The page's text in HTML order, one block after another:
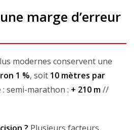
une marge d’erreur
modernes conservent une
1 %, soit 10 mètres par
: semi-marathon : + 210 m//